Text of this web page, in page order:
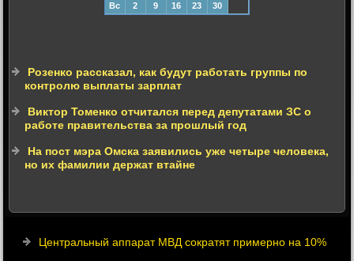
Вс
2 9 16 23 30
Розенко рассказал, как будут работать группы по
контролю выплаты зарплат
Виктор Томенко отчитался перед депутатами ЗС о
работе правительства за прошлый год
На пост мэра Омска заявились уже четыре человека,
но их фамилии держат втайне
Центральный аппарат МВД сократят примерно на 10%